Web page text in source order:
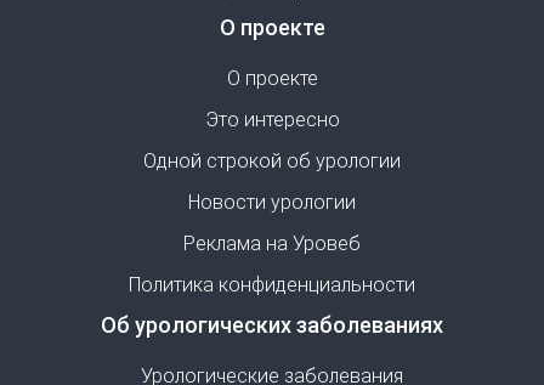
О проекте
О проекте
Это интересно
Одной строкой об урологии
Новости урологии
Реклама на Уровеб
Политика конфиденциальности
Об урологических заболеваниях
Урологические заболевания